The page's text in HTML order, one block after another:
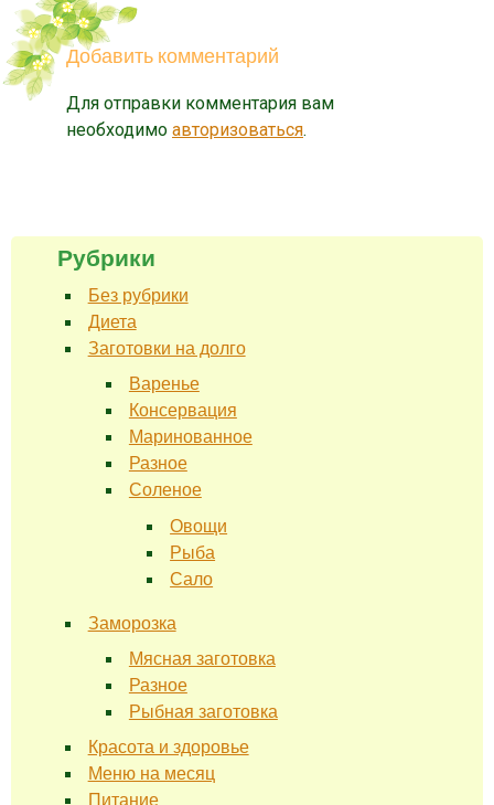
Добавить комментарий
Для отправки комментария вам
необходимо авторизоваться.
Рубрики
Без рубрики
Диета
Заготовки на долго
Варенье
Консервация
Маринованное
Разное
Соленое
Овощи
Рыба
Сало
Заморозка
Мясная заготовка
Разное
Рыбная заготовка
Красота и здоровье
Меню на месяц
Питание